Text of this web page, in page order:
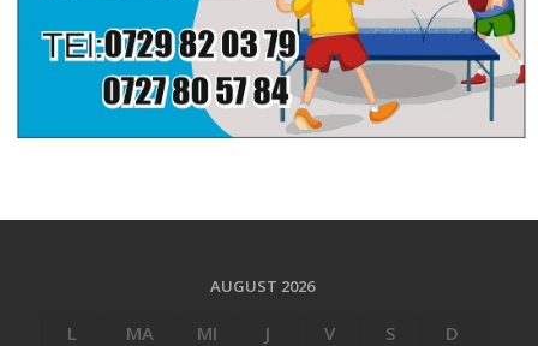
AUGUST 2026
L MA MI J V S
D